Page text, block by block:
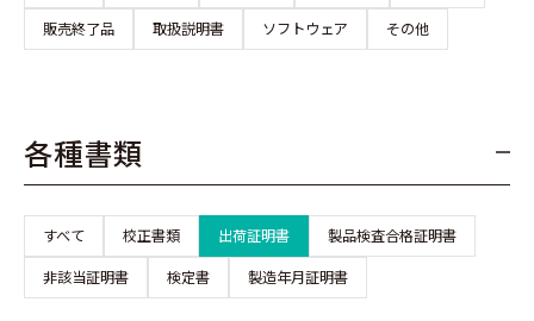
販売終了品
取扱説明書 ソフトウェア その他
各種書類
すべて 校正書類 出荷証明書
製品検査合格証明書
非該当証明書
検定書 製造年月証明書